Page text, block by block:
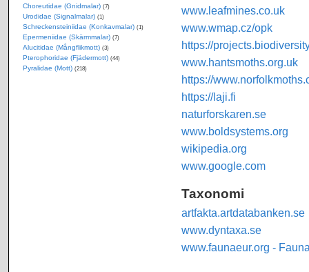
www.leafmines.co.uk
www.wmap.cz/opk
https://
www.hantsmoths.org.uk
https://
https://laji.fi
naturforskaren.se
www.boldsystems.org
wikipedia.org
www.google.com
Taxonomi
artfakta.artdatabanken.se
www.dyntaxa.se
www.faunaeur.org -
Choreutidae (Gnidmalar) (7)
Urodidae (Signalmalar) (1)
Schreckensteiniidae (Konkavmalar) (1)
Epermeniidae (Skärmmalar) (7)
Alucitidae (Mångflikmott) (3)
Pterophoridae (Fjädermott) (44)
Pyralidae (Mott) (218)